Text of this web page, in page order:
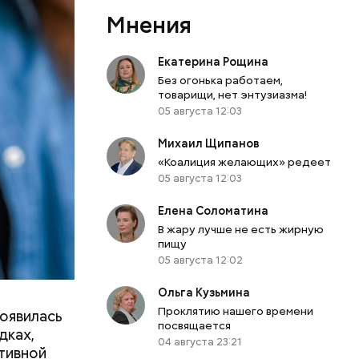
Мнения
Екатерина Рощина
Без огонька работаем,
товарищи, нет энтузиазма!
05 августа 12:03
Михаил Щипанов
«Коалиция желающих» редеет
05 августа 12:03
Елена Соломатина
В жару лучше не есть жирную
пищу
05 августа 12:02
Ольга Кузьмина
Проклятию нашего времени
посвящается
04 августа 23:21